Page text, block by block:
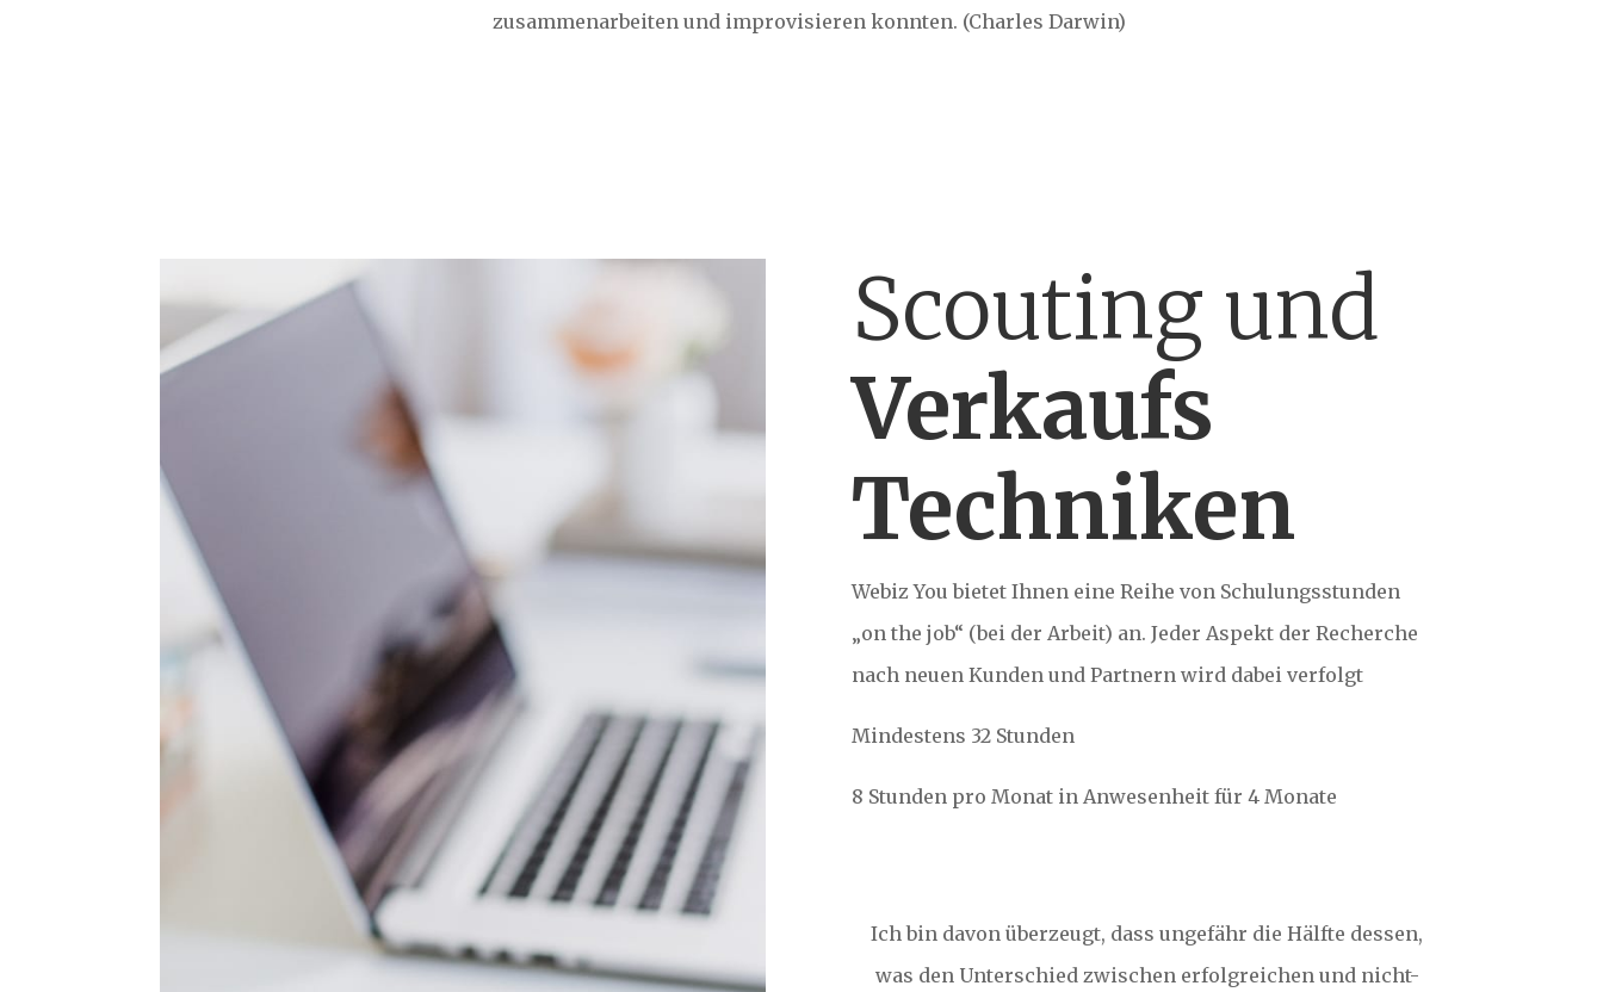
zusammenarbeiten und improvisieren konnten. (Charles Darwin)
Scouting und
Verkaufs
Techniken
Webiz You bietet Ihnen eine Reihe von Schulungsstunden
„on the job“ (bei der Arbeit) an. Jeder Aspekt der Recherche
nach neuen Kunden und Partnern wird dabei verfolgt
Mindestens 32 Stunden
8 Stunden pro Monat in Anwesenheit für 4 Monate
Ich bin davon überzeugt, dass ungefähr die Hälfte dessen,
was den Unterschied zwischen erfolgreichen und nicht-